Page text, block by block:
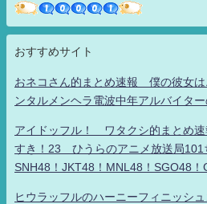
おすすめサイト
おネコさん的まとめ速報 僕の彼女は
ンタルメンヘラ電波中年アルバイタ
アイドッフル！ ワタクシ的まとめ
すき！23 ひうらのアニメ放送局101
SNH48！JKT48！MNL48！SGO48
ヒウラッフルのハーニーフィニッシ